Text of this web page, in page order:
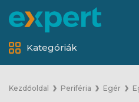
Kategóriák
Kezdőoldal Periféria Egér